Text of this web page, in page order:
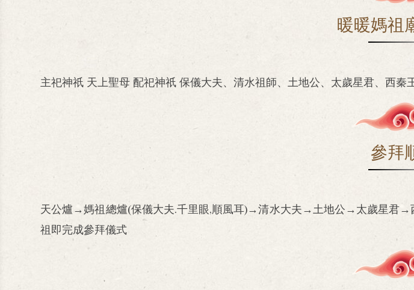
暖暖媽祖
主祀神祇 天上聖母 配祀神祇 保儀大夫、清水祖師、土地公、太歲星君、西秦
參拜
天公爐→媽祖總爐(保儀大夫.千里眼,順風耳)→清水大夫→土地公→太歲星
祖即完成參拜儀式